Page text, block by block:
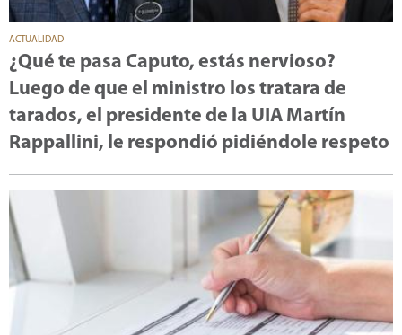
ACTUALIDAD
¿Qué te pasa Caputo, estás nervioso?
Luego de que el ministro los tratara de
tarados, el presidente de la UIA Martín
Rappallini, le respondió pidiéndole respeto